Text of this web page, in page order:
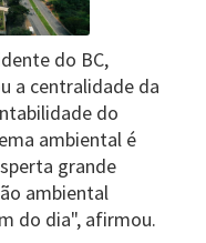
do BC,
a centralidade da
do
ambiental é
grande
ambiental
do dia", afirmou.